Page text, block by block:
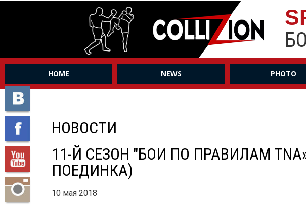
HOME NEWS PHOTO
НОВОСТИ
11-Й СЕЗОН "БОИ ПО ПРАВИЛАМ
ПОЕДИНКА)
10 мая 2018